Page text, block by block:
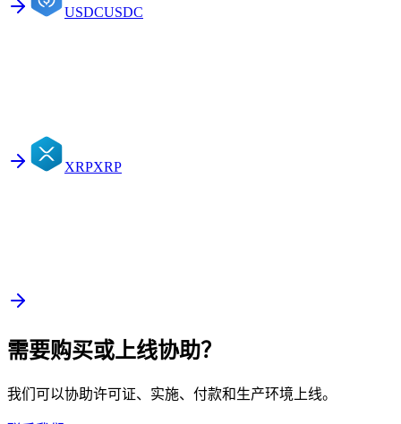
USDCUSDC
XRPXRP
需要购买或上线协助？
我们可以协助许可证、实施、付款和生产环境上线。